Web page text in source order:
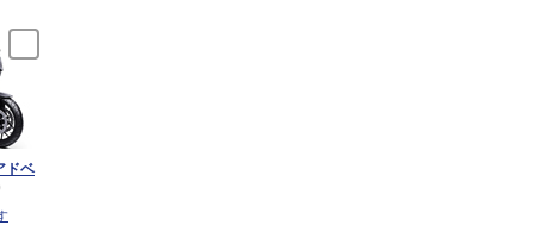
ドベ